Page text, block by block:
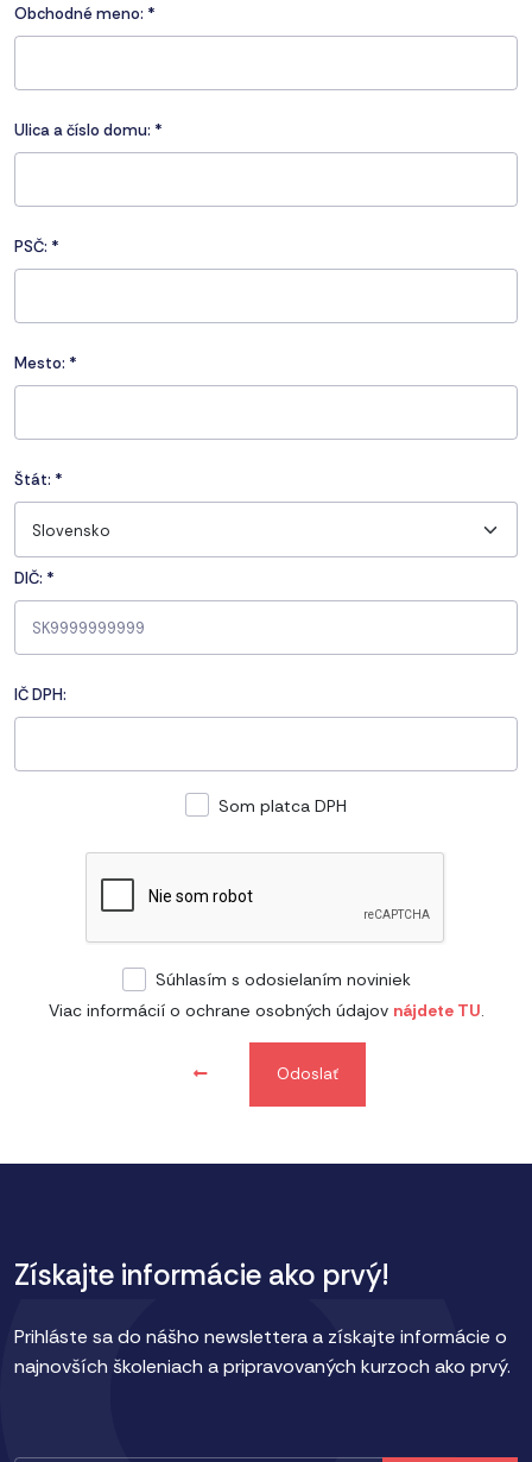
Obchodné meno: *
Ulica a číslo domu: *
PSČ: *
Mesto: *
Štát: *
Slovensko
DIČ: *
IČ DPH:
Som platca DPH
Súhlasím s odosielaním noviniek
Viac informácií o ochrane osobných údajov nájdete TU
Odoslať
Získajte informácie ako prvý!
Prihláste sa do nášho newslettera a získajte informácie o
najnovších školeniach a pripravovaných kurzoch ako prvý.